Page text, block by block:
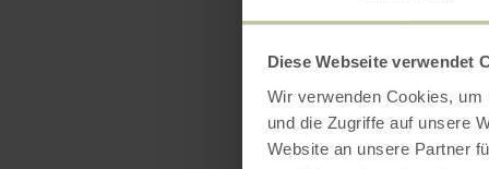
Diese Webseite verwendet
Wir verwenden Cookies,
und die Zugriffe auf unsere
Website an unsere Partner
volledig in